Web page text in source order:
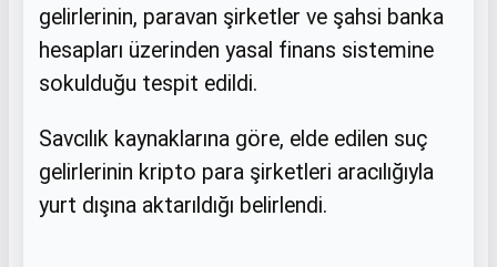
gelirlerinin, paravan şirketler ve şahsi banka
hesapları üzerinden yasal finans sistemine
sokulduğu tespit edildi.
Savcılık kaynaklarına göre, elde edilen suç
gelirlerinin kripto para şirketleri aracılığıyla
yurt dışına aktarıldığı belirlendi.